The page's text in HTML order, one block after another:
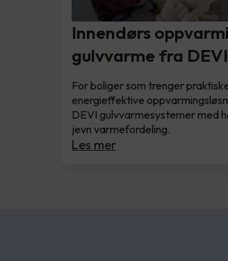
Innendørs
gulvvarme fra DEVI
For boliger som trenger
energieffektive
DEVI gulvvarmesystemer med
jevn varmefordeling.
Les mer